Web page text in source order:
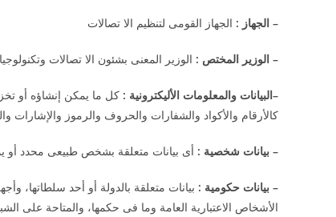
– الجهاز : الجهاز القومى لتنظيم الا تصالات
– الوزير المختص : الوزير المعنى بشئون الا تصالات
–البيانات والمعلومات الأليكترونية : كل ما يمكن إنشاؤه أو
كالأرقام والأكواد والشفارات والحروف والرموز والإشارات
– بيانات شخصية : أى بيانات متعلقة بشخص طبيعى محدد أو
– بيانات حكومية : بيانات متعلقة بالدولة أو أحد سلطاتها،
الأشخاص الاعتبارية العامة وما فى حكمها، والمتاحة على